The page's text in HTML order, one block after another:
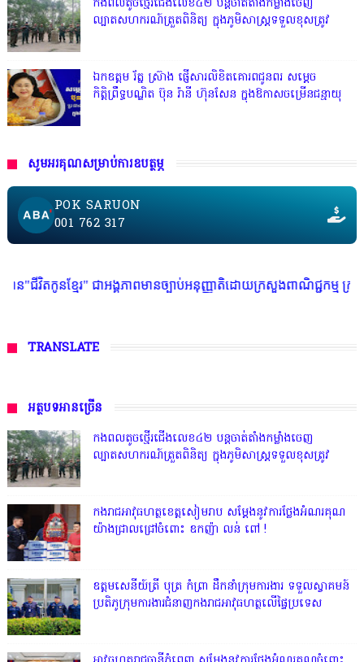
កងពលតូចថ្មើរជើងលេខ៤២ បន្តចាត់តាំងកម្លាំងចេញ
ល្បាតសហករណ៍ត្រួតពិនិត្យ ក្នុងភូមិសាស្រ្តទទួលខុសត្រូវ
ឯកឧត្តម រ័ត្ន ស្រ៊ាង ផ្ញើសារលិខិតគោរពជូនពរ សម្តេច
កិត្តិព្រឹទ្ធបណ្ឌិត ប៊ុន រ៉ានី ហ៊ុនសែន ក្នុងឱកាសចម្រើនជន្មាយុ
សូមអរគុណសម្រាប់ការឧបត្ថម្ភ
POK SARUON
001 762 317
ែរ" ជាអង្គភាពមានច្បាប់អនុញ្ញាតិដោយក្រសួងពាណិជ្ជកម្ម ក្រសួងការងារ
TRANSLATE
អត្ថបទអានច្រើន
កងពលតូចថ្មើរជើងលេខ៤២ បន្តចាត់តាំងកម្លាំងចេញ
ល្បាតសហករណ៍ត្រួតពិនិត្យ ក្នុងភូមិសាស្រ្តទទួលខុសត្រូវ
កងរាជអាវុធហត្ថខេត្តសៀមរាប សម្តែងនូវការថ្លែងអំណរគុណ
យ៉ាងជ្រាលជ្រៅចំពោះ ឧកញ៉ា លន់ ពៅ !
ឧត្តមសេនីយ៍ត្រី បុត្រ កំព្រា ដឹកនាំក្រុមការងារ ទទួលស្វាគមន៍
ប្រតិភូក្រុមការងារជំនាញកងរាជអាវុធហត្ថលើផ្ទៃប្រទេស